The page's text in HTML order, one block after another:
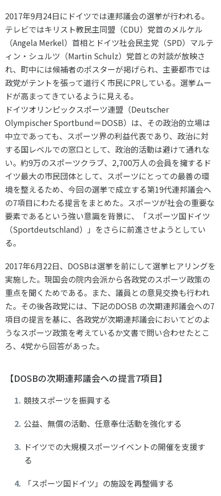
個人情報保護方針
ソーシャルメディア運営方針
© 2020
社会づくり
自治体との連携
各教育機関との連携
スポーツ振興団体との連携
【動画】スポーツでアクティブなまちづくり
知る学ぶ
SPORT POLICY INCUBATOR ―スポーツ政策の『卵』 ―
Sport Topics
スポーツ 歴史の検証
スポーツ辞典
SSF BOOKS
2017年9月24日にドイツでは連邦議会の選挙が行われる。
テレビではキリスト教民主同盟（CDU）党首のメルケル
（Angela Merkel）首相とドイツ社会民主党（SPD）マルテ
ィン・シュルツ（Martin Schulz）党首との対談が放映さ
れ、町中には候補者のポスターが掲げられ、主要都市では
政党がテントを張って道行く市民にPRしている。選挙ムー
ドが高まってきているように見える。
ドイツオリンピックスポーツ連盟（Deutscher
Olympischer Sportbund＝DOSB）は、その政治的立場は
中立であっても、スポーツ界の利益代表であり、政治に対
する国レベルでの窓口として、政治的活動は避けて通れな
い。約9万のスポーツクラブ、2,700万人の会員を擁するド
イツ最大の市民団体として、スポーツにとっての最善の環
境を整えるため、今回の選挙で成立する第19代連邦議会へ
の7項目にわたる提言をまとめた。スポーツが社会の重要な
要素であるという強い意識を背景に、「スポーツ国ドイツ
（Sportdeutschland）」をさらに前進させようとしてい
る。
2017年6月22日、DOSBは選挙を前にして選挙ヒアリングを
実施した。現国会の院内会派から各政党のスポーツ政策の
重点を聞くためである。また、議員との意見交換も行われ
た。その後各政党には、下記のDOSB の次期連邦議会への7
項目の提言を基に、各政党が次期連邦議会においてどのよ
うなスポーツ政策を考えているか文書で問い合わせたとこ
ろ、4党から回答があった。
【DOSBの次期連邦議会への提言7項目】
競技スポーツを振興する
公益、無償の活動、任意奉仕活動を強化する
ドイツでの大規模スポーツイベントの開催を支援す
る
「スポーツ国ドイツ」の施設を再整備する